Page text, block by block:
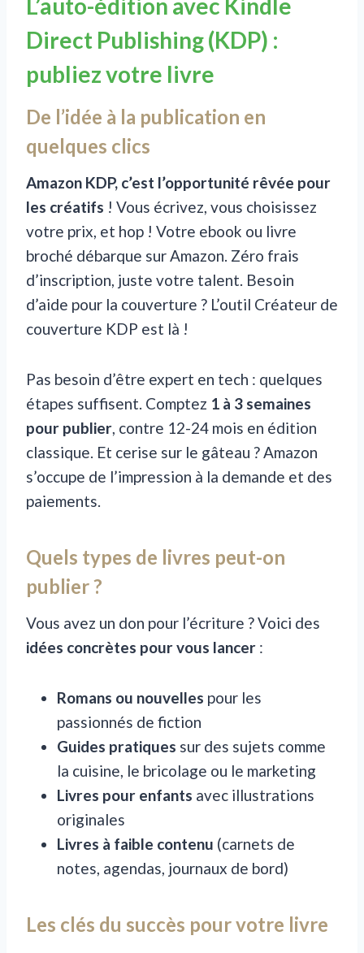
L’auto-édition avec Kindle
Direct Publishing (KDP) :
publiez votre livre
De l’idée à la publication en
quelques clics
Amazon KDP, c’est l’opportunité rêvée pour
les créatifs ! Vous écrivez, vous choisissez
votre prix, et hop ! Votre ebook ou livre
broché débarque sur Amazon. Zéro frais
d’inscription, juste votre talent. Besoin
d’aide pour la couverture ? L’outil Créateur de
couverture KDP est là !
Pas besoin d’être expert en tech : quelques
étapes suffisent. Comptez 1 à 3 semaines
pour publier, contre 12-24 mois en édition
classique. Et cerise sur le gâteau ? Amazon
s’occupe de l’impression à la demande et des
paiements.
Quels types de livres peut-on
publier ?
Vous avez un don pour l’écriture ? Voici des
idées concrètes pour vous lancer :
Romans ou nouvelles pour les
passionnés de fiction
Guides pratiques sur des sujets comme
la cuisine, le bricolage ou le marketing
Livres pour enfants avec illustrations
originales
Livres à faible contenu (carnets de
notes, agendas, journaux de bord)
Les clés du succès pour votre livre